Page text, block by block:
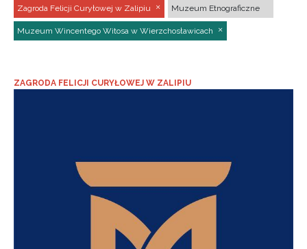
Zagroda Felicji Curyłowej w Zalipiu Muzeum Etnograficzne
Muzeum Wincentego Witosa w Wierzchosławicach
ZAGRODA FELICJI CURYŁOWEJ W ZALIPIU